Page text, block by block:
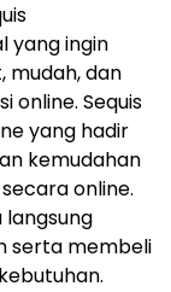
yang ingin
mudah, dan
online. Sequis
yang hadir
kemudahan
online.
langsung
serta membeli